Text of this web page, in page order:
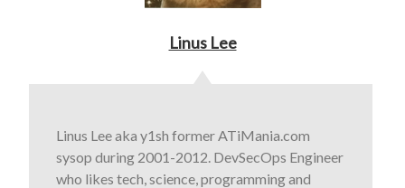
Linus Lee
Linus Lee aka y1sh former ATiMania.com
sysop during 2001-2012. DevSecOps Engineer
who likes tech, science, programming and